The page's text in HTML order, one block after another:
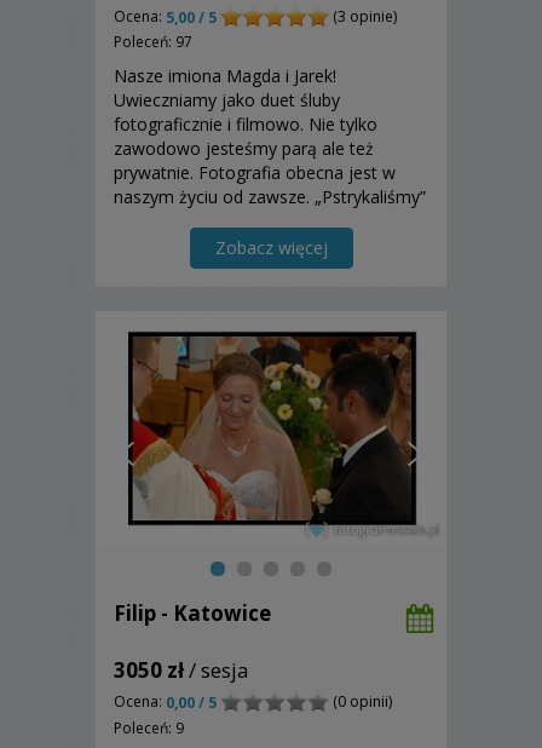
Ocena: 5,00 / 5
(3 opinie)
Poleceń: 97
Nasze imiona Magda i Jarek!
Uwieczniamy jako duet śluby
fotograficznie i filmowo. Nie tylko
zawodowo jesteśmy parą ale też
prywatnie. Fotografia obecna jest w
naszym życiu od zawsze. „Pstrykaliśmy”
czasem zdobyliśmy umiejętności i
wiedzę, po to, by od 2005 rok
Zobacz więcej
Filip - Katowice
3050 zł/ sesja
Ocena: 0,00 / 5
(0 opinii)
Poleceń: 9